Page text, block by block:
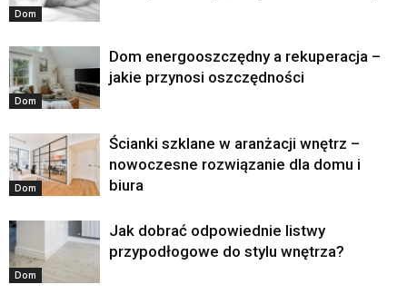
Dom
Dom
Dom energooszczędny a rekuperacja –
jakie przynosi oszczędności
Dom
Ścianki szklane w aranżacji wnętrz –
nowoczesne rozwiązanie dla domu i
biura
Dom
Jak dobrać odpowiednie listwy
przypodłogowe do stylu wnętrza?